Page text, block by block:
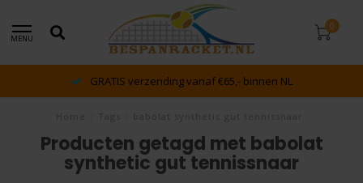
MENU
0
GRATIS verzending vanaf €65,- binnen NL
Producten getagd met babolat
synthetic gut tennissnaar